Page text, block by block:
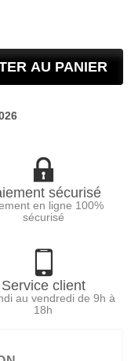
AU PANIER
sécurisé
en ligne 100%
sécurisé
Service client
au vendredi de 9h à
18h